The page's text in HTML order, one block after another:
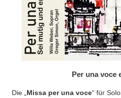
Per una voce
Die „ Missa per una voce“ für